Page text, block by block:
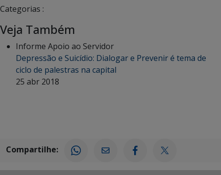
Categorias :
Veja Também
Informe Apoio ao Servidor
Depressão e Suicídio: Dialogar e Prevenir é tema de
ciclo de palestras na capital
25 abr 2018
Compartilhe: